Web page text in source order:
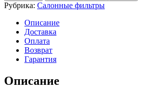
Рубрика: Салонные фильтры
Описание
Доставка
Оплата
Возврат
Гарантия
Описание